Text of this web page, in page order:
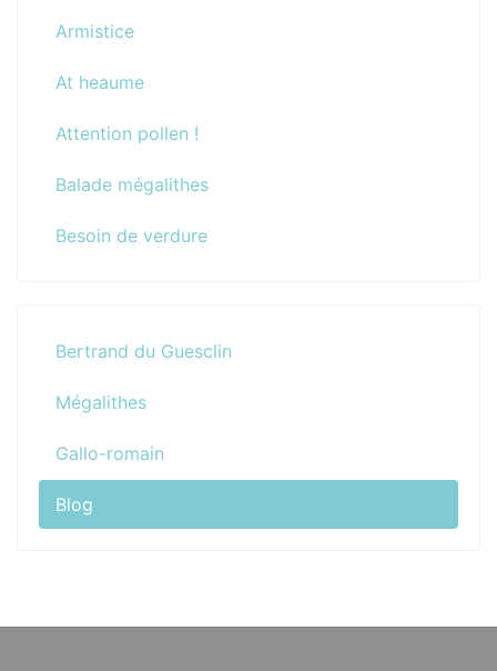
Armistice
At heaume
Attention pollen !
Balade mégalithes
Besoin de verdure
Bertrand du Guesclin
Mégalithes
Gallo-romain
Blog